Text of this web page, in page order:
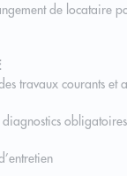
de locataire
travaux courants et
obligatoires